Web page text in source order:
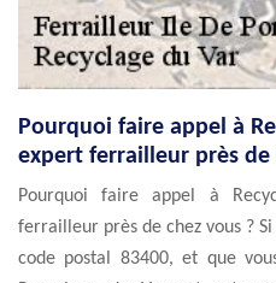
Pourquoi faire appel à
expert ferrailleur près de
Pourquoi faire appel à
ferrailleur près de chez vous ?
code postal 83400, et que